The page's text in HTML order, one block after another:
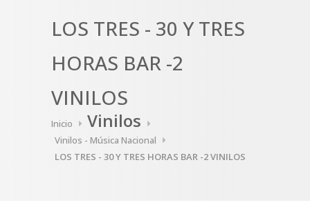
LOS TRES - 30 Y TRES
HORAS BAR -2
VINILOS
Inicio Vinilos
Vinilos - Música Nacional
LOS TRES - 30 Y TRES HORAS BAR -2 VINILOS